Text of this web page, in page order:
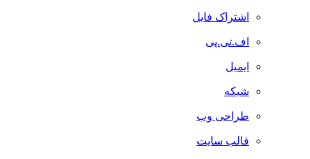
اشتراک فایل
اف.تی.پی
ایمیل
شبکه
طراحی وب
قالب سایت